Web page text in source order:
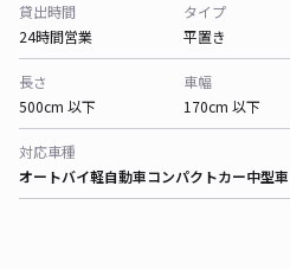
貸出時間
24時間営業
タイプ
平置き
長さ
500cm 以下
車幅
170cm 以下
対応車種
オートバイ軽自動車コンパクトカー中型車